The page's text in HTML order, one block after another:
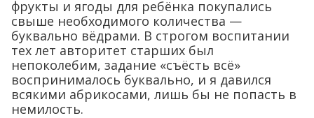
фрукты и ягоды для ребёнка покупались
свыше необходимого количества —
буквально вёдрами. В строгом воспитании
тех лет авторитет старших был
непоколебим, задание «съёсть всё»
воспринималось буквально, и я давился
всякими абрикосами, лишь бы не попасть в
немилость.